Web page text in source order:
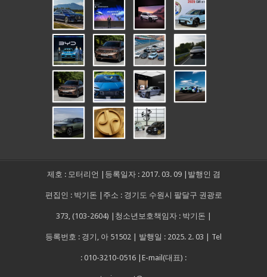
제호 : 모터리언 |등록일자 : 2017. 03. 09 |발행인 겸
편집인 : 박기돈 |주소 : 경기도 수원시 팔달구 권광로
373, (103-2604) |청소년보호책임자 : 박기돈 |
등록번호 : 경기, 아 51502 | 발행일 : 2025. 2. 03 | Tel
: 010-3210-0516 |E-mail(대표) :